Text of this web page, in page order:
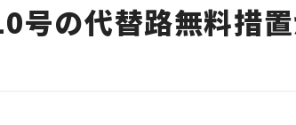
号の代替路無料措置